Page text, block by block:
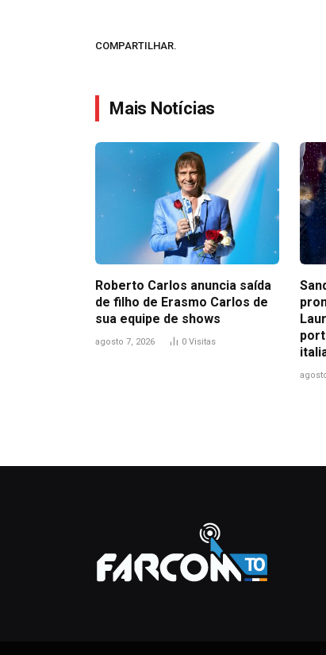
COMPARTILHAR.
Mais Notícias
Roberto Carlos anuncia saída
de filho de Erasmo Carlos de
sua equipe de shows
agosto 7, 2026 0 Visitas